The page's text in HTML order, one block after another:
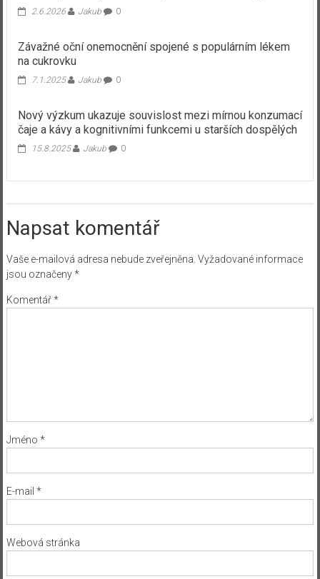
2.6.2026 Jakub 0
Závažné oční onemocnění spojené s populárním lékem
na cukrovku
7.1.2025 Jakub 0
Nový výzkum ukazuje souvislost mezi mírnou konzumací
čaje a kávy a kognitivními funkcemi u starších dospělých
15.8.2025 Jakub 0
Napsat komentář
Vaše e-mailová adresa nebude zveřejněna. Vyžadované informace
jsou označeny*
Komentář*
Jméno *
E-mail *
Webová stránka